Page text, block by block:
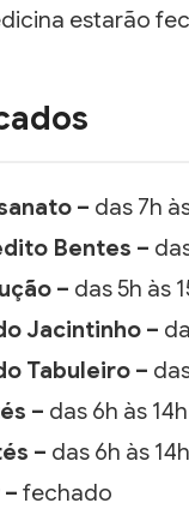
estarão
– das 7h
Bentes –
– das 5h às
Jacintinho –
Tabuleiro –
– das 6h às 14h
– das 6h às 14h
fechado